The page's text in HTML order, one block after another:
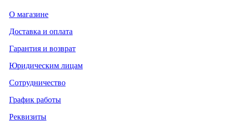
О магазине
Доставка и оплата
Гарантия и возврат
Юридическим лицам
Сотрудничество
График работы
Реквизиты